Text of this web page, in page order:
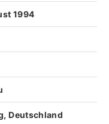
1994
Deutschland